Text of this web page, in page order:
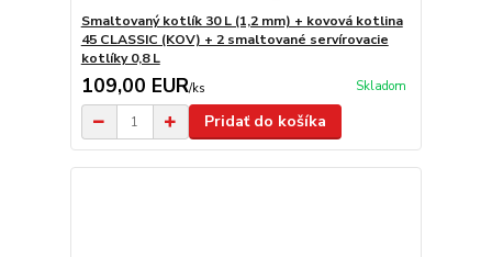
Smaltovaný kotlík 30 L (1,2 mm) + kovová kotlina
45 CLASSIC (KOV) + 2 smaltované servírovacie
kotlíky 0,8 L
109,00 EUR/ks Skladom
Pridať do košíka